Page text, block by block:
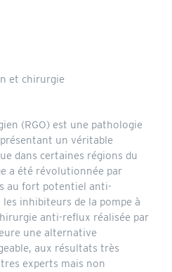
et chirurgie
(RGO) est une pathologie
un véritable
dans certaines régions du
a été révolutionnée par
au fort potentiel anti-
inhibiteurs de la pompe à
anti-reflux réalisée par
une alternative
aux résultats très
experts mais non